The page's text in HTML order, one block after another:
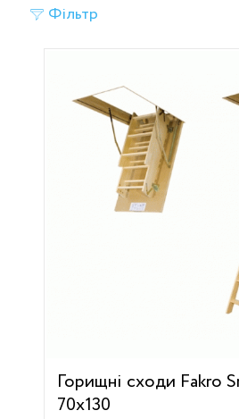
Фільтр
Горищні сходи Fakro
70х130